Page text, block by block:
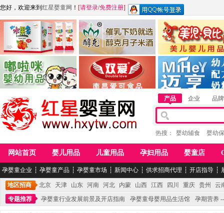
您好，欢迎来到 红星婴童网 ！ [请登录/免费注册]
江西麦嘟嘟食品有限公司
青岛嘟啦咪婴幼儿用品公司
江西醇之客月子米酒 惠州市美儿婴儿用品
湖南迈亨母婴用品有限
产品 企业 品牌
热搜： 婴幼辅食 婴幼
网站首页 婴儿用品 儿童用品 孕妇用品 婴童店
孕婴童企业 ┆ 孕婴童产品 ┆ 孕婴童市场 ┆ 新闻中心 ┆ 供求招商代理 ┆ 开店指导 ┆
地区招商 北京 天津 山东 河南 河北 内蒙 山西 江西 四川 重庆 贵州
云
专题推荐
孕婴童行业发展前景及开店指南 孕婴童母婴用品生活馆 孕期营养